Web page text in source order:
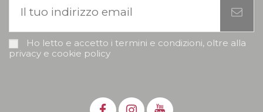
Ho letto e accetto i termini e condizioni, oltre alla
privacy e cookie policy